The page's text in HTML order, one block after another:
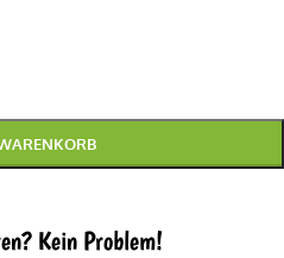
Kein Problem!